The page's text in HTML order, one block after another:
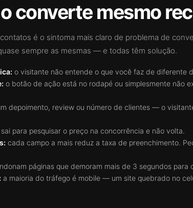
converte mesmo
é o sintoma mais claro de problema de
sempre as mesmas — e todas têm solução.
o visitante não entende o que você faz de diferente
o botão de ação está no rodapé ou simplesmente não
depoimento, review ou número de clientes — o
para pesquisar o preço na concorrência e não volta.
cada campo a mais reduz a taxa de preenchimento.
páginas que demoram mais de 3 segundos para
a maioria do tráfego é mobile — um site quebrado no